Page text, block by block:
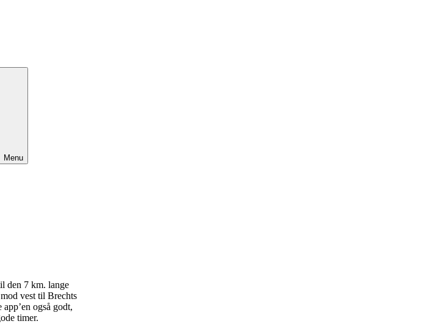
Menu
den 7 km. lange
vest til Brechts
også godt,
timer.